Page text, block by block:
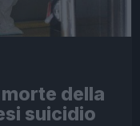
morte della
suicidio